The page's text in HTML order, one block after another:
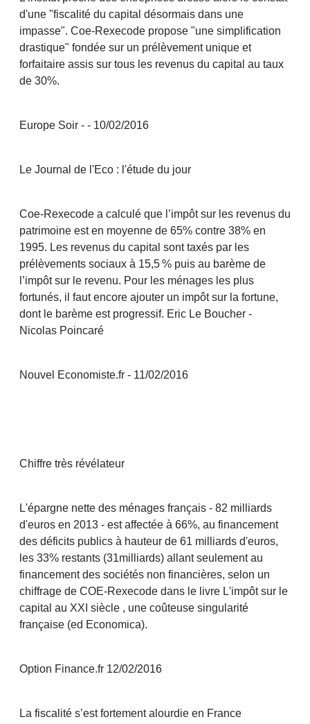
d'une "fiscalité du capital désormais dans une
impasse". Coe-Rexecode propose "une simplification
drastique" fondée sur un prélèvement unique et
forfaitaire assis sur tous les revenus du capital au taux
de 30%.
Europe Soir - - 10/02/2016
Le Journal de l'Eco : l'étude du jour
Coe-Rexecode a calculé que l’impôt sur les revenus du
patrimoine est en moyenne de 65% contre 38% en
1995. Les revenus du capital sont taxés par les
prélèvements sociaux à 15,5 % puis au barème de
l’impôt sur le revenu. Pour les ménages les plus
fortunés, il faut encore ajouter un impôt sur la fortune,
dont le barème est progressif. Eric Le Boucher -
Nicolas Poincaré
Nouvel Economiste.fr - 11/02/2016
Chiffre très révélateur
L'épargne nette des ménages français - 82 milliards
d'euros en 2013 - est affectée à 66%, au financement
des déficits publics à hauteur de 61 milliards d'euros,
les 33% restants (31milliards) allant seulement au
financement des sociétés non financières, selon un
chiffrage de COE-Rexecode dans le livre L'impôt sur le
capital au XXI siècle , une coûteuse singularité
française (ed Economica).
Option Finance.fr 12/02/2016
La fiscalité s’est fortement alourdie en France